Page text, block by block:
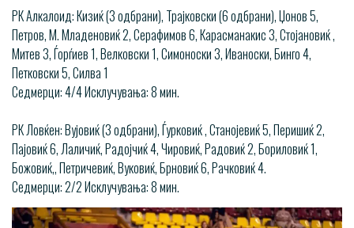
РК Алкалоид: Кизиќ (3 одбрани), Трајковски (6 одбрани), Џонов 5,
Петров, М. Младеновиќ 2, Серафимов 6, Карасманакис 3, Стојановиќ ,
Митев 3, Ѓорѓиев 1, Велковски 1, Симоноски 3, Иваноски, Бинго 4,
Петковски 5, Силва 1
Седмерци: 4/4 Исклучувања: 8 мин.
РК Ловќен: Вујовиќ (3 одбрани), Ѓурковиќ , Станојевиќ 5, Перишиќ 2,
Пајовиќ 6, Лаличиќ, Радојчиќ 4, Чировиќ, Радовиќ 2, Бориловиќ 1,
Божовиќ,, Петричевиќ, Вуковиќ, Брновиќ 6, Рачковиќ 4.
Седмерци: 2/2 Исклучувања: 8 мин.